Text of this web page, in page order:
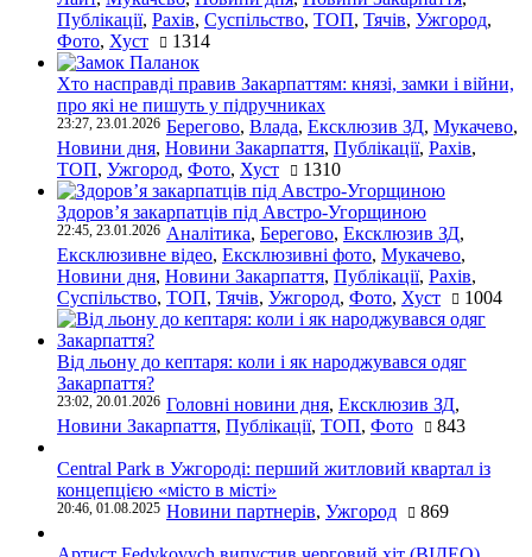
Публікації, Рахів, Суспільство, ТОП, Тячів, Ужгород,
Фото, Хуст 1314
Хто насправді правив Закарпаттям: князі, замки і війни,
про які не пишуть у підручниках
23:27, 23.01.2026 Берегово, Влада, Ексклюзив ЗД, Мукачево,
Новини дня, Новини Закарпаття, Публікації, Рахів,
ТОП, Ужгород, Фото, Хуст 1310
Здоров’я закарпатців під Австро-Угорщиною
22:45, 23.01.2026 Аналітика, Берегово, Ексклюзив ЗД,
Ексклюзивне відео, Ексклюзивні фото, Мукачево,
Новини дня, Новини Закарпаття, Публікації, Рахів,
Суспільство, ТОП, Тячів, Ужгород, Фото, Хуст 1004
Від льону до кептаря: коли і як народжувався одяг
Закарпаття?
23:02, 20.01.2026 Головні новини дня, Ексклюзив ЗД,
Новини Закарпаття, Публікації, ТОП, Фото 843
Central Park в Ужгороді: перший житловий квартал із
концепцією «місто в місті»
20:46, 01.08.2025 Новини партнерів, Ужгород 869